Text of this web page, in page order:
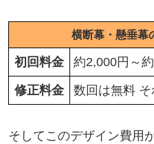
横断幕・懸垂幕
初回料金 約2,000円～
修正料金 数回は無料
そしてこのデザイン費用